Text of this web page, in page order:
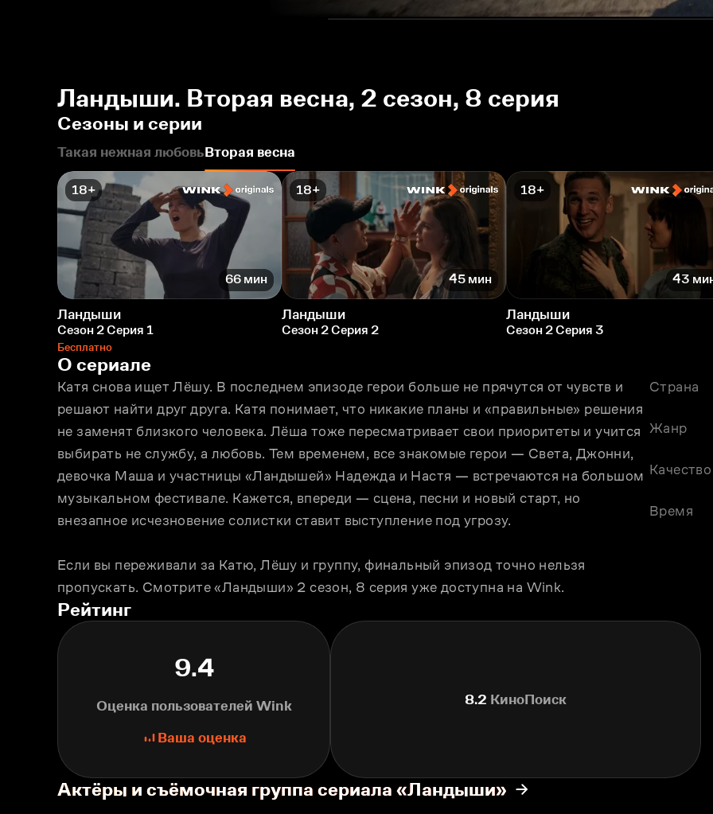
Ландыши. Вторая весна, 2 сезон, 8 серия
Сезоны и серии
Такая нежная любовьВторая весна
18+
66 мин
Ландыши
Сезон 2 Серия 1
Бесплатно
18+
45 мин
Ландыши
Сезон 2 Серия 2
18+
43
Ландыши
Сезон 2 Серия 3
О сериале
Катя снова ищет Лёшу. В последнем эпизоде герои больше не прячутся от чувств и
решают найти друг друга. Катя понимает, что никакие планы и «правильные» решения
не заменят близкого человека. Лёша тоже пересматривает свои приоритеты и учится
выбирать не службу, а любовь. Тем временем, все знакомые герои — Света, Джонни,
девочка Маша и участницы «Ландышей» Надежда и Настя — встречаются на большом
музыкальном фестивале. Кажется, впереди — сцена, песни и новый старт, но
внезапное исчезновение солистки ставит выступление под угрозу.
Если вы переживали за Катю, Лёшу и группу, финальный эпизод точно нельзя
пропускать. Смотрите «Ландыши» 2 сезон, 8 серия уже доступна на Wink.
Страна
Жанр
Качество
Время
Рейтинг
9.4
Оценка пользователей Wink
Ваша оценка
8.2 КиноПоиск
Актёры и съёмочная группа сериала «Ландыши»